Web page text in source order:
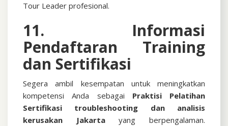
Tour Leader profesional.
11. Informasi
Pendaftaran Training
dan Sertifikasi
Segera ambil kesempatan untuk meningkatkan
kompetensi Anda sebagai Praktisi Pelatihan
Sertifikasi troubleshooting dan analisis
kerusakan Jakarta
yang berpengalaman.